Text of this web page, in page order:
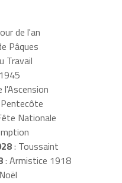
de l'an
Pâques
Travail
l'Ascension
Nationale
: Toussaint
: Armistice 1918